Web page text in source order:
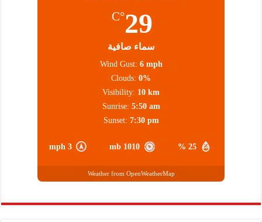
29
°C
سماء صافية
25 %
1010 mb
3 mph
Wind Gust: 6 mph
Clouds: 0%
Visibility: 10 km
Sunrise: 5:50 am
Sunset: 7:30 pm
Weather from OpenWeatherMap